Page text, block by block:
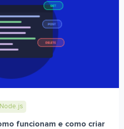
Node.js
funcionam e como criar